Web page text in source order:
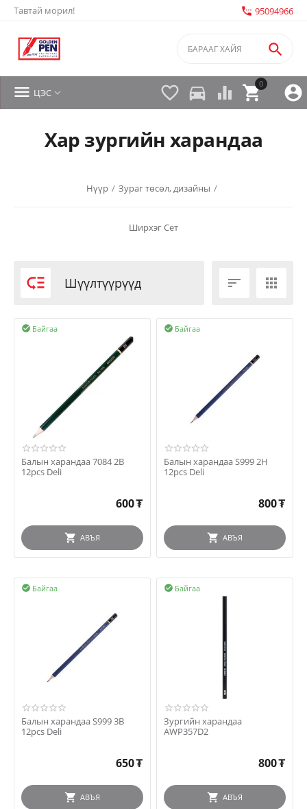
Тавтай морил! settings_phone 95094966


0

 directions_car 
 ЦЭС 
Хар зургийн харандаа
Нүүр / Зураг төсөл, дизайны /
ШирхэгСет
 Шүүлтүүрүүд  
Байгаа

Балын харандаа 7084 2B
12pcs Deli
600₮
АВЪЯ
Байгаа

Балын харандаа S999 2H
12pcs Deli
800₮
АВЪЯ
Байгаа

Балын харандаа S999 3B
12pcs Deli
650₮
АВЪЯ
Байгаа

Зургийн харандаа
AWP357D2
800₮
АВЪЯ